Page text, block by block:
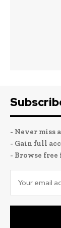
- Never
- Gain full
- Browse free